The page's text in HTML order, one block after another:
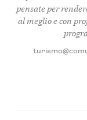
pensate per
al meglio e con